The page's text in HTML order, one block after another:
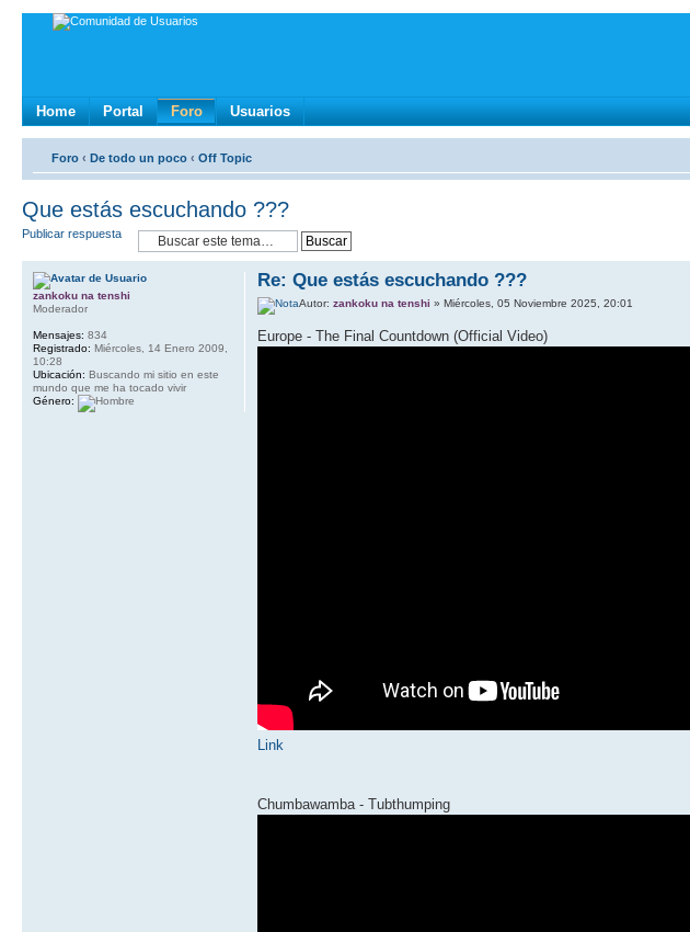
Home Portal Foro Usuarios
Foro ‹ De todo un poco ‹ Off Topic
Que estás escuchando ???
Publicar respuesta
Re: Que estás escuchando ???
Autor:zankoku na tenshi » Miércoles, 05 Noviembre 2025, 20:01
Europe - The Final Countdown (Official Video)
Link
Chumbawamba - Tubthumping
zankoku na tenshi
Moderador
Mensajes: 834
Registrado: Miércoles, 14 Enero 2009,
10:28
Ubicación: Buscando mi sitio en este
mundo que me ha tocado vivir
Género: